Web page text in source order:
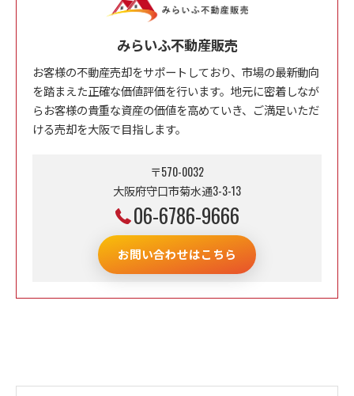
みらいふ不動産販売
お客様の不動産売却をサポートしており、市場の最新動向
を踏まえた正確な価値評価を行います。地元に密着しなが
らお客様の貴重な資産の価値を高めていき、ご満足いただ
ける売却を大阪で目指します。
〒570-0032
大阪府守口市菊水通3-3-13
06-6786-9666
お問い合わせはこちら